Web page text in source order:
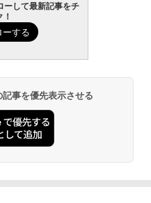
ーして最新記事をチ
事を優先表示させる